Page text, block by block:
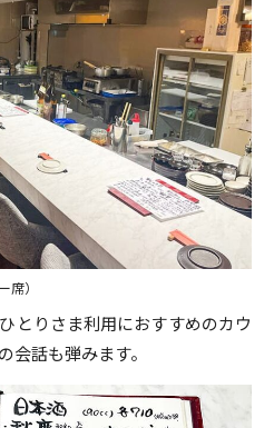
）
とりさま利用におすすめのカウ
会話も弾みます。